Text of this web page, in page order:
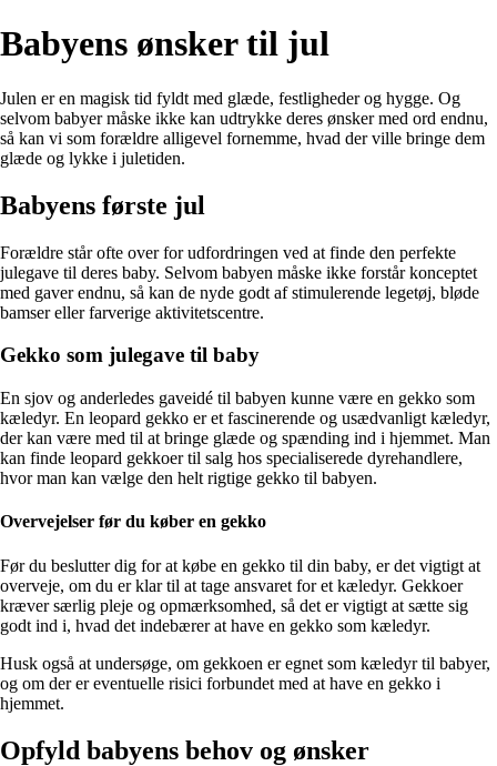
Babyens ønsker til jul
Julen er en magisk tid fyldt med glæde, festligheder og hygge. Og
selvom babyer måske ikke kan udtrykke deres ønsker med ord endnu,
så kan vi som forældre alligevel fornemme, hvad der ville bringe dem
glæde og lykke i juletiden.
Babyens første jul
Forældre står ofte over for udfordringen ved at finde den perfekte
julegave til deres baby. Selvom babyen måske ikke forstår konceptet
med gaver endnu, så kan de nyde godt af stimulerende legetøj, bløde
bamser eller farverige aktivitetscentre.
Gekko som julegave til baby
En sjov og anderledes gaveidé til babyen kunne være en gekko som
kæledyr. En leopard gekko er et fascinerende og usædvanligt kæledyr,
der kan være med til at bringe glæde og spænding ind i hjemmet. Man
kan finde leopard gekkoer til salg hos specialiserede dyrehandlere,
hvor man kan vælge den helt rigtige gekko til babyen.
Overvejelser før du køber en gekko
Før du beslutter dig for at købe en gekko til din baby, er det vigtigt at
overveje, om du er klar til at tage ansvaret for et kæledyr. Gekkoer
kræver særlig pleje og opmærksomhed, så det er vigtigt at sætte sig
godt ind i, hvad det indebærer at have en gekko som kæledyr.
Husk også at undersøge, om gekkoen er egnet som kæledyr til babyer,
og om der er eventuelle risici forbundet med at have en gekko i
hjemmet.
Opfyld babyens behov og ønsker